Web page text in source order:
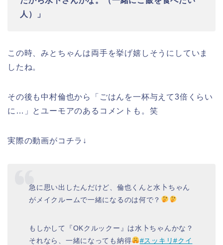
人）」
この時、みとちゃんは両手を挙げ嬉しそうにしていま
したね。
その後も中村倫也から「ごはんを一杯与えて3倍くらい
に…」とユーモアのあるコメントも。笑
実際の動画がコチラ↓
急に思い出したんだけど、倫也くんと水卜ちゃん
がメイクルームで一緒になるのは何で？
もしかして『OKクルックー』は水卜ちゃんかな？
それなら、一緒になっても納得
#スッキリ#クイ